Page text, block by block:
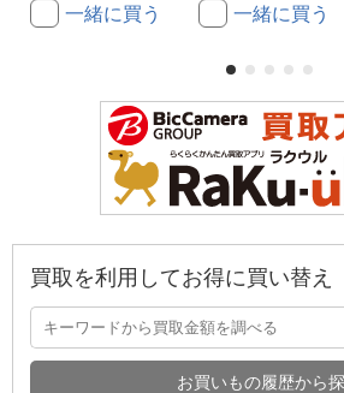
一緒に買う 一緒に買う
買取を利用してお得に買い替え
お買いもの履歴から